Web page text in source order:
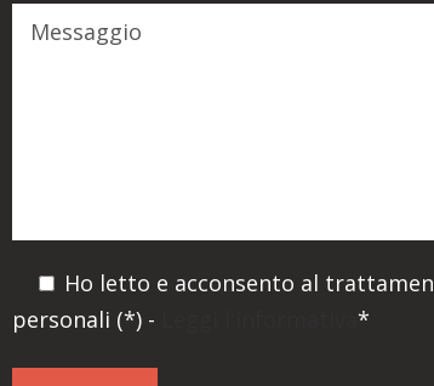
Ho letto e acconsento al
personali (*) -
*